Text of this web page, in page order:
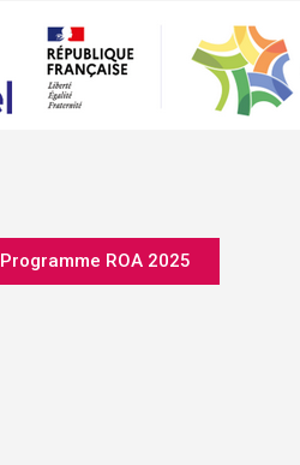
Programme ROA 2025